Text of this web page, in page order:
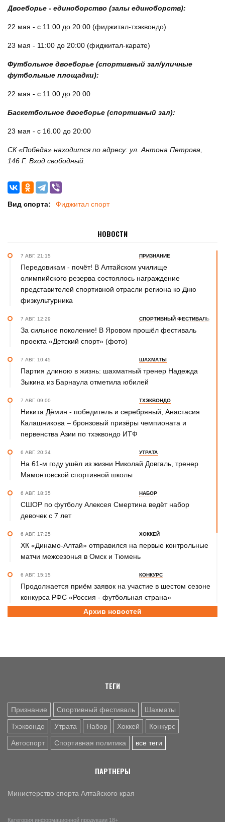
Двоеборье - единоборство (залы единоборств):
22 мая - с 11:00 до 20:00 (фиджитал-тхэквондо)
23 мая - 11:00 до 20:00 (фиджитал-карате)
Футбольное двоеборье (спортивный зал/уличные
футбольные площадки):
22 мая - с 11:00 до 20:00
Баскетбольное двоеборье (спортивный зал):
23 мая - с 16.00 до 20:00
СК «Победа» находится по адресу: ул. Антона Петрова,
146 Г. Вход свободный.
Вид спорта: Фиджитал спорт
НОВОСТИ
7 АВГ. 21:15 ПРИЗНАНИЕ
Передовикам - почёт! В Алтайском училище
олимпийского резерва состоялось награждение
представителей спортивной отрасли региона ко Дню
физкультурника
7 АВГ. 12:29 СПОРТИВНЫЙ ФЕСТИВАЛЬ
За сильное поколение! В Яровом прошёл фестиваль
проекта «Детский спорт» (фото)
7 АВГ. 10:45 ШАХМАТЫ
Партия длиною в жизнь: шахматный тренер Надежда
Зыкина из Барнаула отметила юбилей
7 АВГ. 09:00 ТХЭКВОНДО
Никита Дёмин - победитель и серебряный, Анастасия
Калашникова – бронзовый призёры чемпионата и
первенства Азии по тхэквондо ИТФ
6 АВГ. 20:34 УТРАТА
На 61-м году ушёл из жизни Николай Довгаль, тренер
Мамонтовской спортивной школы
6 АВГ. 18:35 НАБОР
СШОР по футболу Алексея Смертина ведёт набор
девочек с 7 лет
6 АВГ. 17:25 ХОККЕЙ
ХК «Динамо-Алтай» отправился на первые контрольные
матчи межсезонья в Омск и Тюмень
6 АВГ. 15:15 КОНКУРС
Продолжается приём заявок на участие в шестом сезоне
конкурса РФС «Россия - футбольная страна»
СПОРТИВНАЯ ПОЛИТИКА
6 АВГ. 12:55 ГРЕБЛЯ НА БАЙДАРКАХ И КАНОЭ
Архив новостей
ТЕГИ
Признание Спортивный фестиваль Шахматы
Тхэквондо Утрата Набор Хоккей Конкурс
Автоспорт Спортивная политика все теги
ПАРТНЕРЫ
Министерство спорта Алтайского края
Категория информационной продукции 18+